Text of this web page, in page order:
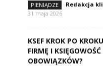
PIENIĄDZE Redakcja
31 maja 2026
KSEF KROK PO
FIRMĘ I
OBOWIĄZKÓW?